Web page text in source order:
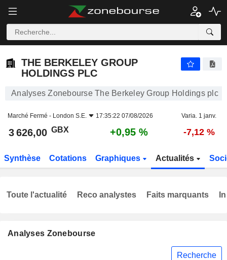
THE BERKELEY GROUP
HOLDINGS PLC
Analyses Zonebourse The Berkeley Group Holdings plc
Marché Fermé - London S.E. 17:35:22 07/08/2026 Varia. 1 janv.
3 626,00 GBX +0,95 % -7,12 %
Synthèse Cotations Graphiques Actualités
Analyses Zonebourse
Recherche
Toute l'actualité Reco analystes Faits marquants